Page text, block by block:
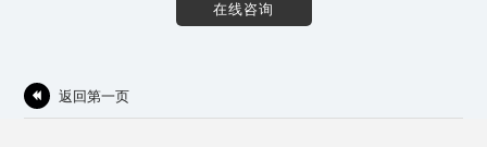
在线咨询
 返回第一页